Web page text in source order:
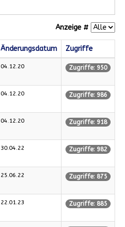
Anzeige #
Änderungsdatum Zugriffe
04.12.20 Zugriffe: 950
04.12.20 Zugriffe: 986
04.12.20 Zugriffe: 918
30.04.22 Zugriffe: 982
25.06.22 Zugriffe: 875
22.01.23 Zugriffe: 885